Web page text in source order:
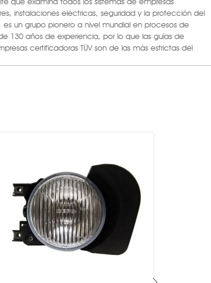
instalaciones eléctricas, seguridad y la protección del
es un grupo pionero a nivel mundial en procesos de
130 años de experiencia, por lo que las guías de
certificadoras TÜV son de las más estrictas del